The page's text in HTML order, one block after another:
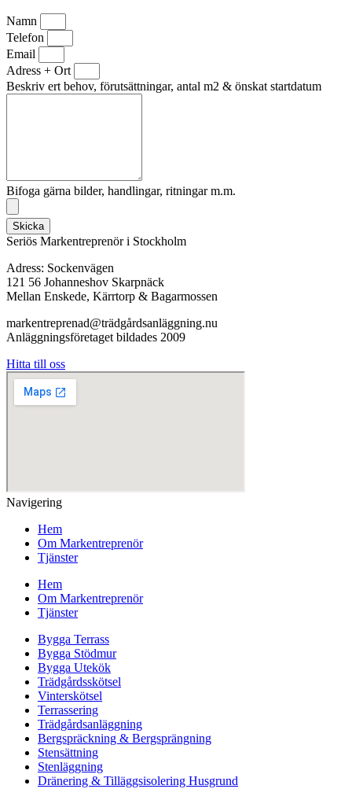
Namn
Telefon
Email
Adress + Ort
Beskriv ert behov, förutsättningar, antal m2 & önskat startdatum
Bifoga gärna bilder, handlingar, ritningar m.m.
Skicka
Seriös Markentreprenör i Stockholm
Adress: Sockenvägen
121 56 Johanneshov Skarpnäck
Mellan Enskede, Kärrtorp & Bagarmossen
markentreprenad@trädgårdsanläggning.nu
Anläggningsföretaget bildades 2009
Hitta till oss
Navigering
Hem
Om Markentreprenör
Tjänster
Hem
Om Markentreprenör
Tjänster
Bygga Terrass
Bygga Stödmur
Bygga Utekök
Trädgårdsskötsel
Vinterskötsel
Terrassering
Trädgårdsanläggning
Bergspräckning & Bergsprängning
Stensättning
Stenläggning
Dränering & Tilläggsisolering Husgrund